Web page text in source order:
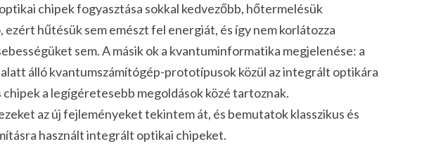
chipek fogyasztása sokkal kedvezőbb, hőtermelésük
ezért hűtésük sem emészt fel energiát, és így nem korlátozza
sem. A másik ok a kvantuminformatika megjelenése: a
álló kvantumszámítógép-prototípusok közül az integrált optikára
a legígéretesebb megoldások közé tartoznak.
az új fejleményeket tekintem át, és bemutatok klasszikus és
használt integrált optikai chipeket.